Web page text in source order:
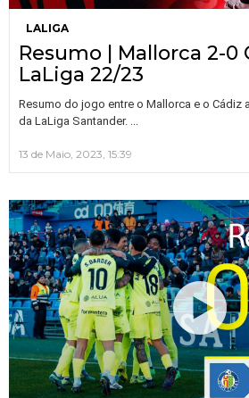
LALIGA
Resumo | Mallorca 2-0
LaLiga 22/23
Resumo do jogo entre o Mallorca e o Cádiz
da LaLiga Santander. …
13 de Maio, 2023, 15:39